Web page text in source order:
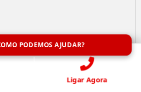
PODEMOS AJUDAR?
Ligar Agora